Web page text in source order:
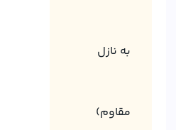
به نازل
مقاوم)